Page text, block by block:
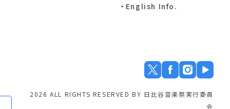
English Info.
2026 ALL RIGHTS RESERVED BY 日比谷音楽祭実行委員
会